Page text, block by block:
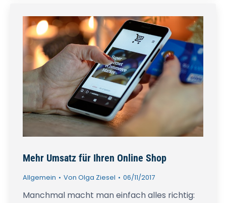
Mehr Umsatz für Ihren Online Shop
Allgemein Von Olga Ziesel 06/11/2017
Manchmal macht man einfach alles richtig: